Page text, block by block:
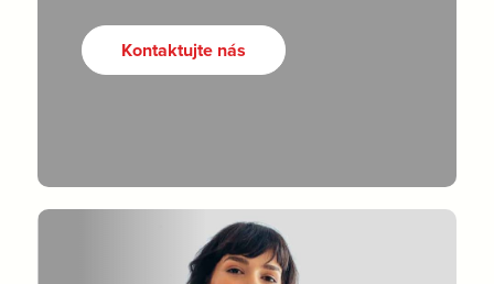
Kontaktujte nás